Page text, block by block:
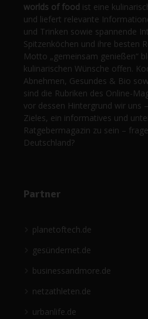
worlds of food ist eine
und liefert relevante
und Trinken sowie spannende
Spitzenköchen und ihre besten
Motto „gemeinsam genießen“
kulinarischen Wünsche offen.
Abnehmen, Gesundes & Bio
sind die Rubriken des Online-
vor dessen Hintergrund wir uns
Zieles, ein informatives und
Ratgebermagazin zu sein –
Deutschland?
Partner
planetoftech.de
gesündernet.de
businessandmore.de
netzathleten.de
urbanlife.de